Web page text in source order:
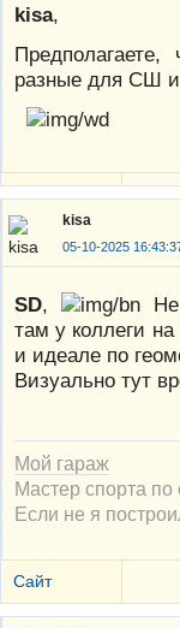
kisa,
разные для СШ
kisa
05-10-2025
SD,
Не
там у коллеги
и идеале по
Визуально тут
Мой гараж
Мастер спорта
Если не я
Сайт